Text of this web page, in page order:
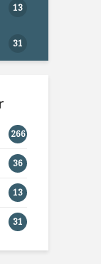
13
31
266
36
13
31